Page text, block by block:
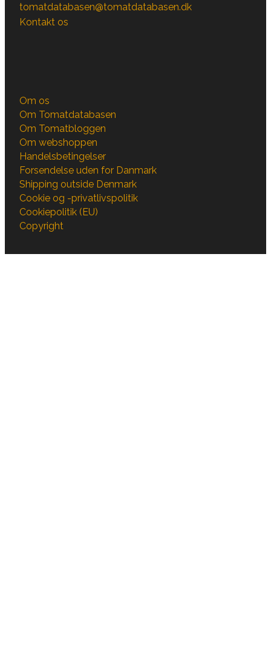
tomatdatabasen@tomatdatabasen.dk
Kontakt os
Om os
Om Tomatdatabasen
Om Tomatbloggen
Om webshoppen
Handelsbetingelser
Forsendelse uden for Danmark
Shipping outside Denmark
Cookie og -privatlivspolitik
Cookiepolitik (EU)
Copyright